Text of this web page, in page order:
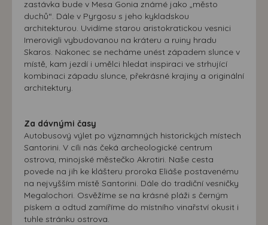
zastávka bude v Mesa Gonia známé jako „město
duchů“. Dále v Pyrgosu s jeho kykladskou
architekturou. Uvidíme starou aristokratickou vesnici
Imerovigli vybudovanou na kráteru a ruiny hradu
Skaros. Nakonec se necháme unést západem slunce v
místě, kam jezdí i umělci hledat inspiraci ve strhující
kombinaci západu slunce, překrásné krajiny a originální
architektury.
Za dávnými časy
Autobusový výlet po významných historických místech
Santorini. V cíli nás čeká archeologické centrum
ostrova, minojské městečko Akrotiri. Naše cesta
povede na jih ke klášteru proroka Eliáše postavenému
na nejvyšším místě Santorini. Dále do tradiční vesničky
Megalochori. Osvěžíme se na krásné pláži s černým
pískem a odtud zamíříme do místního vinařství okusit i
tuhle stránku ostrova.